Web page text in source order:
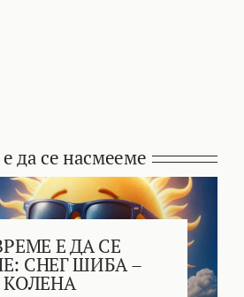
да се насмееме
Е ДА СЕ
СНЕГ ШИБА –
КОЛЕНА